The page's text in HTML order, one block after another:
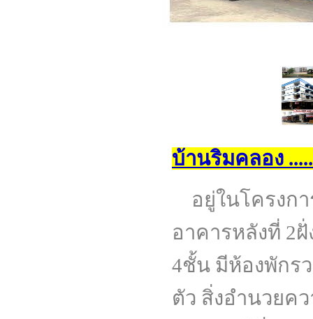
บ้านริมคลอง
อยู่ในโครงกา
อาคารหลังที่ 2
4ชั้น มีห้องพักร
ตัว สิ่งอำนวยค